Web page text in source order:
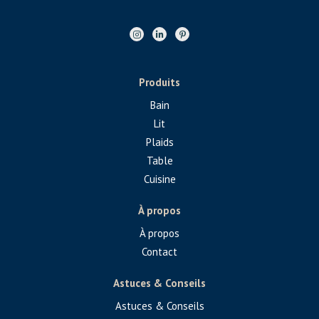
Produits
Bain
Lit
Plaids
Table
Cuisine
À propos
À propos
Contact
Astuces & Conseils
Astuces & Conseils